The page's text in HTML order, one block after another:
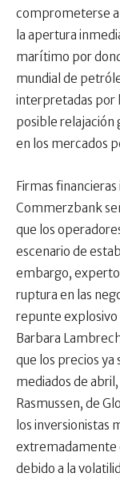
comprometerse a
la apertura
marítimo por
mundial de
interpretadas por
posible relajación
en los mercados
Firmas
Commerzbank
que los
escenario de
embargo,
ruptura en las
repunte explosivo
Barbara
que los precios ya
mediados de
Rasmussen, de
los inversionistas
extremadamente
debido a la